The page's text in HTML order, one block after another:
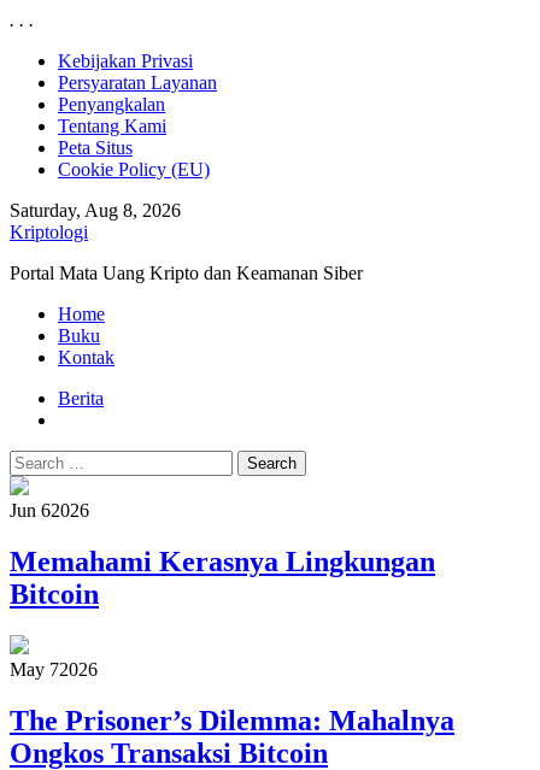
. . .
Skip
content
Kebijakan Privasi
Persyaratan Layanan
Penyangkalan
Tentang Kami
Peta Situs
Cookie Policy (EU)
Saturday, Aug 8, 2026
Kriptologi
Portal Mata Uang Kripto dan Keamanan Siber
Primary
Menu
Home
Buku
Kontak
Berita
Search
for:
Jun 62026
Memahami Kerasnya Lingkungan
Bitcoin
May 72026
The Prisoner’s Dilemma: Mahalnya
Ongkos Transaksi Bitcoin